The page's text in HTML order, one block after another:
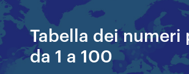
Tabella dei numeri
da 1 a 100